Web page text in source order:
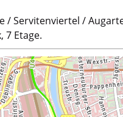
/ Servitenviertel /
7 Etage.